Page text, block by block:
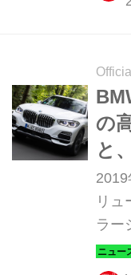
万円
る。
の
と
ド
リュ
ラー
「X5
たつ